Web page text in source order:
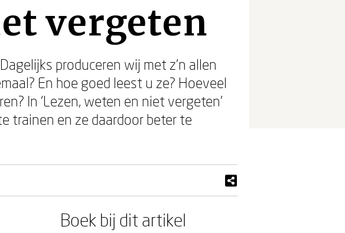
vergeten
produceren wij met z’n allen
En hoe goed leest u ze? Hoeveel
In ‘Lezen, weten en niet vergeten’
trainen en ze daardoor beter te
Boek bij dit artikel